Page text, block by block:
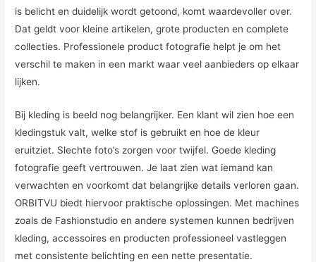
is belicht en duidelijk wordt getoond, komt waardevoller over.
Dat geldt voor kleine artikelen, grote producten en complete
collecties. Professionele product fotografie helpt je om het
verschil te maken in een markt waar veel aanbieders op elkaar
lijken.
Bij kleding is beeld nog belangrijker. Een klant wil zien hoe een
kledingstuk valt, welke stof is gebruikt en hoe de kleur
eruitziet. Slechte foto’s zorgen voor twijfel. Goede kleding
fotografie geeft vertrouwen. Je laat zien wat iemand kan
verwachten en voorkomt dat belangrijke details verloren gaan.
ORBITVU biedt hiervoor praktische oplossingen. Met machines
zoals de Fashionstudio en andere systemen kunnen bedrijven
kleding, accessoires en producten professioneel vastleggen
met consistente belichting en een nette presentatie.